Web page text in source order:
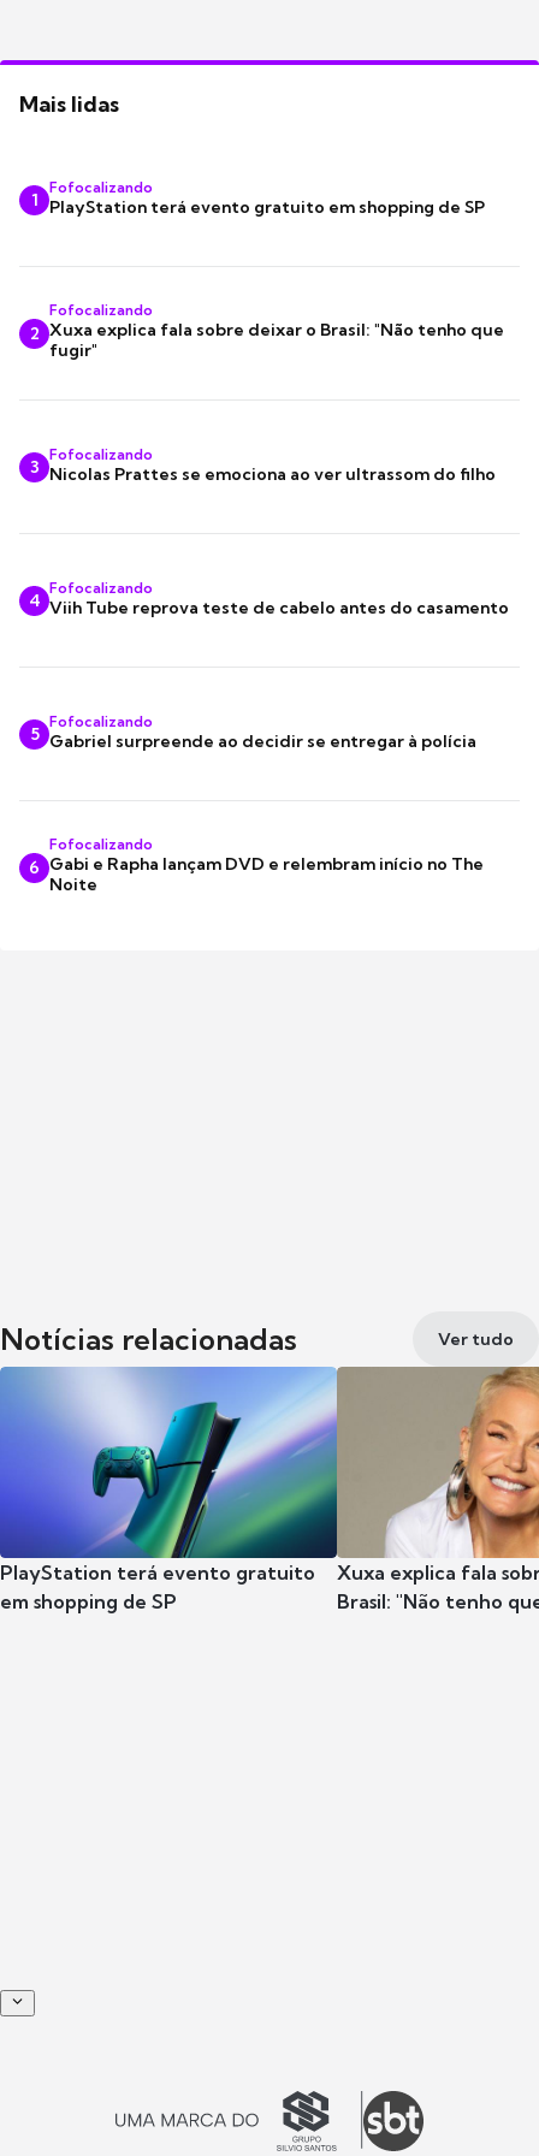
Mais lidas
1
Fofocalizando
PlayStation terá evento gratuito em shopping de SP
2
Fofocalizando
Xuxa explica fala sobre deixar o Brasil: "Não tenho que
fugir"
3
Fofocalizando
Nicolas Prattes se emociona ao ver ultrassom do filho
4
Fofocalizando
Viih Tube reprova teste de cabelo antes do casamento
5
Fofocalizando
Gabriel surpreende ao decidir se entregar à polícia
6
Fofocalizando
Gabi e Rapha lançam DVD e relembram início no The
Noite
Notícias relacionadas Ver tudo
PlayStation terá evento gratuito
em shopping de SP
Xuxa explica fala
Brasil: "Não tenho